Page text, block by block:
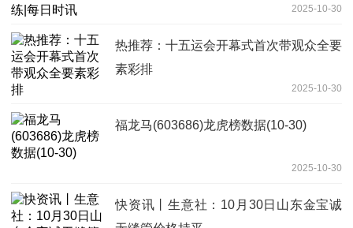
2025-10-30
热推荐：十五运会开幕式首次带观众全要
素彩排
2025-10-30
福龙马(603686)龙虎榜数据(10-30)
2025-10-30
快资讯丨生意社：10月30日山东金宝诚